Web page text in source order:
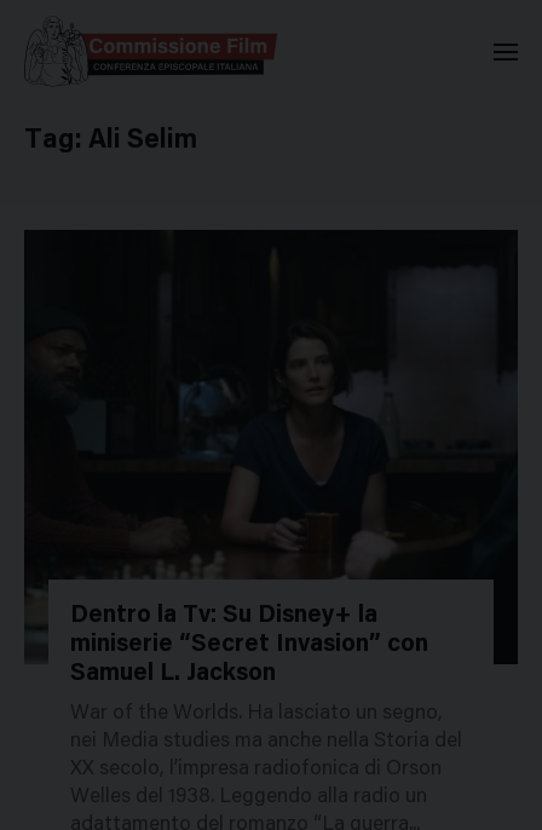
Tag: Ali Selim
163978
Dentro la Tv: Su Disney+ la
miniserie “Secret Invasion” con
Samuel L. Jackson
War of the Worlds. Ha lasciato un segno,
nei Media studies ma anche nella Storia del
XX secolo, l’impresa radiofonica di Orson
Welles del 1938. Leggendo alla radio un
adattamento del romanzo “La guerra...